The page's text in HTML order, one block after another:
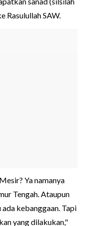
Rasulullah SAW.
Ya namanya
Tengah. Ataupun
kebanggaan. Tapi
yang dilakukan,"